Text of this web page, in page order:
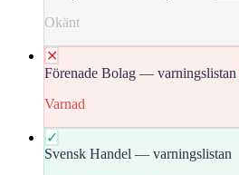
Okänt
✕
Förenade Bolag — varningslistan
Varnad
✓
Svensk Handel — varningslistan